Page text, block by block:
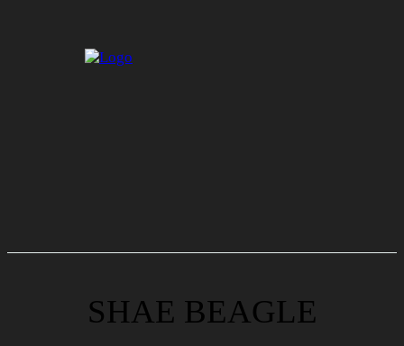
SHAE BEAGLE